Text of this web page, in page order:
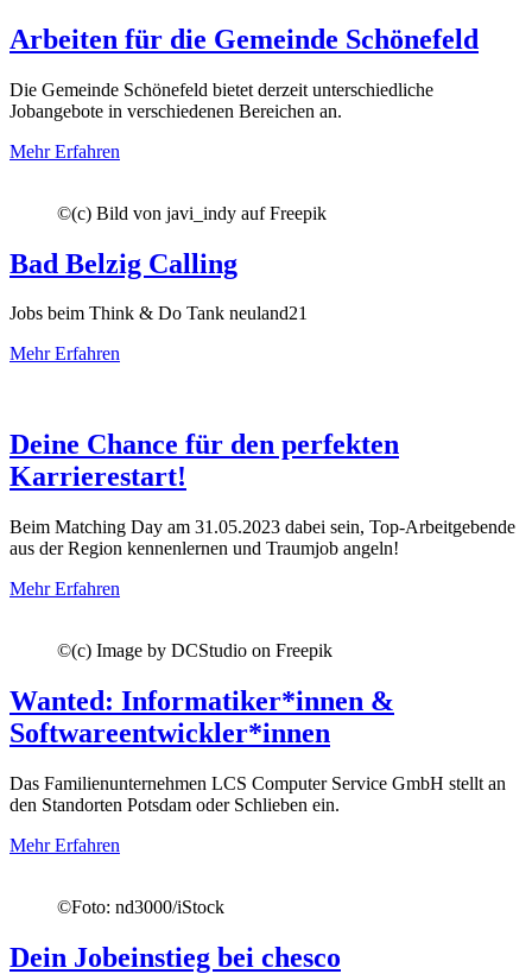
Arbeiten für die Gemeinde Schönefeld
Die Gemeinde Schönefeld bietet derzeit unterschiedliche
Jobangebote in verschiedenen Bereichen an.
Mehr Erfahren
©(c) Bild von javi_indy auf Freepik
Bad Belzig Calling
Jobs beim Think & Do Tank neuland21
Mehr Erfahren
Deine Chance für den perfekten
Karrierestart!
Beim Matching Day am 31.05.2023 dabei sein, Top-Arbeitgebende
aus der Region kennenlernen und Traumjob angeln!
Mehr Erfahren
©(c) Image by DCStudio on Freepik
Wanted: Informatiker*innen &
Softwareentwickler*innen
Das Familienunternehmen LCS Computer Service GmbH stellt an
den Standorten Potsdam oder Schlieben ein.
Mehr Erfahren
©Foto: nd3000/iStock
Dein Jobeinstieg bei chesco